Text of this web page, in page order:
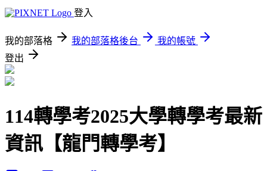
登入
我的部落格 我的部落格後台
我的帳號
登出
114轉學考2025大學轉學考最新
資訊【龍門轉學考】